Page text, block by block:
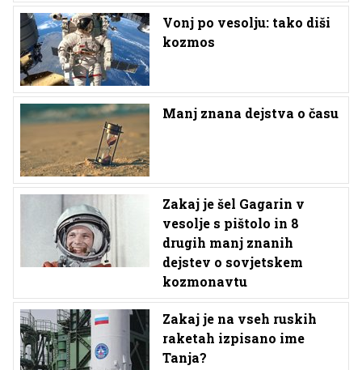
Vonj po vesolju: tako diši
kozmos
Manj znana dejstva o času
Zakaj je šel Gagarin v
vesolje s pištolo in 8
drugih manj znanih
dejstev o sovjetskem
kozmonavtu
Zakaj je na vseh ruskih
raketah izpisano ime
Tanja?